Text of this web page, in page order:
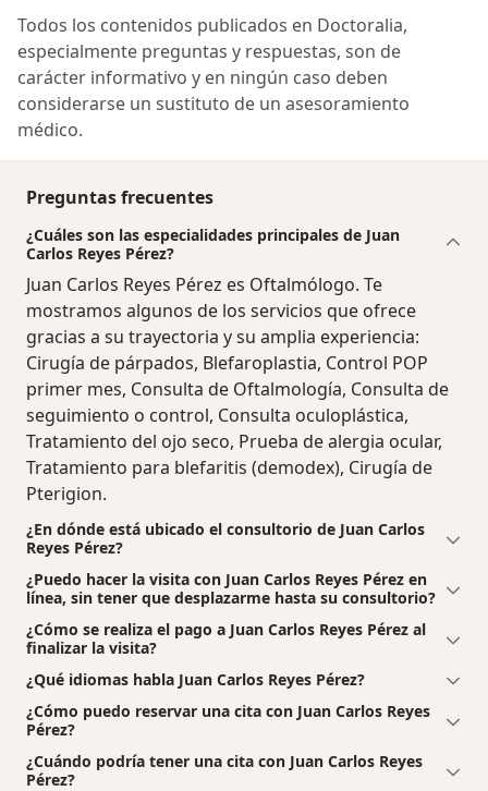
Todos los contenidos publicados en Doctoralia,
especialmente preguntas y respuestas, son de
carácter informativo y en ningún caso deben
considerarse un sustituto de un asesoramiento
médico.
Preguntas frecuentes
¿Cuáles son las especialidades principales de Juan
Carlos Reyes Pérez?
Juan Carlos Reyes Pérez es Oftalmólogo. Te
mostramos algunos de los servicios que ofrece
gracias a su trayectoria y su amplia experiencia:
Cirugía de párpados, Blefaroplastia, Control POP
primer mes, Consulta de Oftalmología, Consulta de
seguimiento o control, Consulta oculoplástica,
Tratamiento del ojo seco, Prueba de alergia ocular,
Tratamiento para blefaritis (demodex), Cirugía de
Pterigion.
¿En dónde está ubicado el consultorio de Juan Carlos
Reyes Pérez?
¿Puedo hacer la visita con Juan Carlos Reyes Pérez en
línea, sin tener que desplazarme hasta su consultorio?
¿Cómo se realiza el pago a Juan Carlos Reyes Pérez al
finalizar la visita?
¿Qué idiomas habla Juan Carlos Reyes Pérez?
¿Cómo puedo reservar una cita con Juan Carlos Reyes
Pérez?
¿Cuándo podría tener una cita con Juan Carlos Reyes
Pérez?